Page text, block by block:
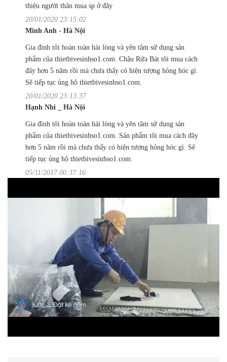
thiệu người thân mua sp ở đây
20/01/2020 23:15:02
Minh Anh - Hà Nội
Gia đình tôi hoàn toàn hài lòng và yên tâm sử dụng sản
phẩm của thietbivesinhso1.com. Chậu Rửa Bát tôi mua cách
đây hơn 5 năm rồi mà chưa thấy có hiện tượng hỏng hóc gì.
Sẽ tiếp tục ủng hộ thietbivesinhso1.com.
20/01/2020 23:13:37
Hạnh Nhi _ Hà Nội
Gia đình tôi hoàn toàn hài lòng và yên tâm sử dụng sản
phẩm của thietbivesinhso1.com. Sản phẩm tôi mua cách đây
hơn 5 năm rồi mà chưa thấy có hiện tượng hỏng hóc gì. Sẽ
tiếp tục ủng hộ thietbivesinhso1.com.
05/11/2017 00:37:16